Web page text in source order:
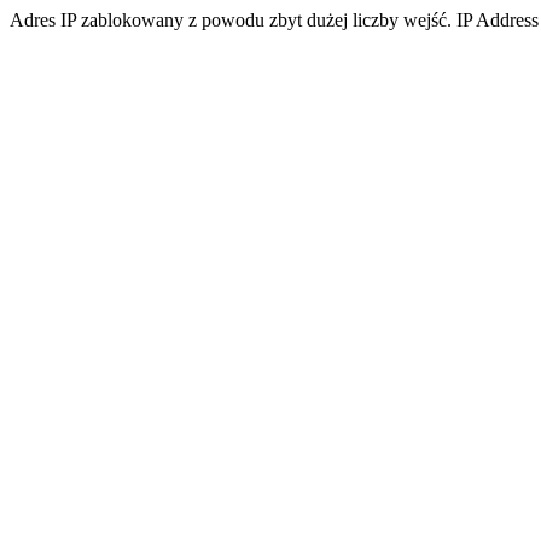
Adres IP zablokowany z powodu zbyt dużej liczby wejść. IP